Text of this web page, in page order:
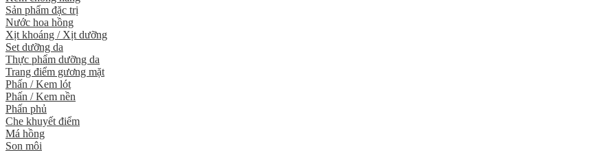
Sản phẩm đặc trị
Nước hoa hồng
Xịt khoáng / Xịt dưỡng
Set dưỡng da
Thực phẩm dưỡng da
Trang điểm gương mặt
Phấn / Kem lót
Phấn / Kem nền
Phấn phủ
Che khuyết điểm
Má hồng
Son môi